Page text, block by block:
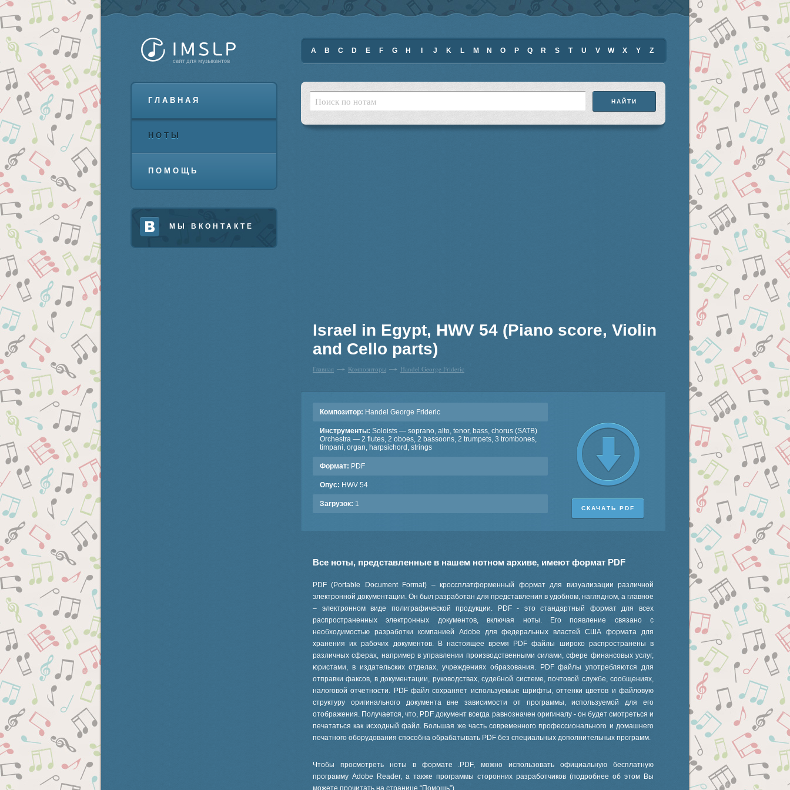
ГЛАВНАЯ
НОТЫ
ПОМОЩЬ
МЫ ВКОНТАКТЕ
A B C D E F G H J K L M N O P Q R S T U V W X Y Z
Israel in Egypt, HWV 54 (Piano score, Violin
and Cello parts)
Главная Композиторы Handel George Frideric
Композитор: Handel George Frideric
Инструменты: Soloists — soprano, alto, tenor, bass, chorus (SATB)
Orchestra — 2 flutes, 2 oboes, 2 bassoons, 2 trumpets, 3 trombones,
timpani, organ, harpsichord, strings
Формат: PDF
Опус: HWV 54
Загрузок: 1
СКАЧАТЬ PDF
Все ноты, представленные в нашем нотном архиве, имеют формат PDF
PDF (Portable Document Format) – кроссплатформенный формат для визуализации различной
электронной документации. Он был разработан для представления в удобном, наглядном, а главное
– электронном виде полиграфической продукции. PDF - это стандартный формат для всех
распространенных электронных документов, включая ноты. Его появление связано с
необходимостью разработки компанией Adobe для федеральных властей США формата для
хранения их рабочих документов. В настоящее время PDF файлы широко распространены в
различных сферах, например в управлении производственными силами, сфере финансовых услуг,
юристами, в издательских отделах, учреждениях образования. PDF файлы употребляются для
отправки факсов, в документации, руководствах, судебной системе, почтовой службе, сообщениях,
налоговой отчетности. PDF файл сохраняет используемые шрифты, оттенки цветов и файловую
структуру оригинального документа вне зависимости от программы, используемой для его
отображения. Получается, что, PDF документ всегда равнозначен оригиналу - он будет смотреться и
печататься как исходный файл. Большая же часть современного профессионального и домашнего
печатного оборудования способна обрабатывать PDF без специальных дополнительных программ.
Чтобы просмотреть ноты в формате .PDF, можно использовать официальную бесплатную
программу Adobe Reader, а также программы сторонних разработчиков (подробнее об этом Вы
можете прочитать на странице “Помощь”).